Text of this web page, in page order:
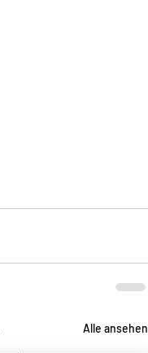
Alle ansehen